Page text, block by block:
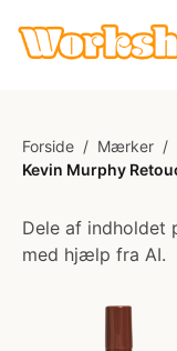
Forside / Mærker /
Kevin Murphy
Dele af indholdet
med hjælp fra AI.